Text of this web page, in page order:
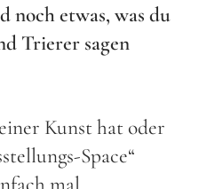
noch etwas, was du
Trierer sagen
Kunst hat oder
Space“
mal